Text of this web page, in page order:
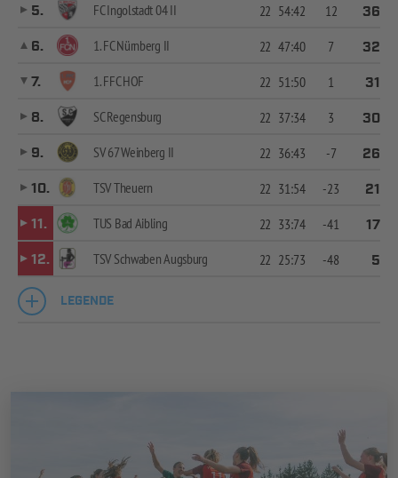
5.
FC Ingolstadt 04 II 22 54:42 12
36
6.
1. FC Nürnberg II 22 47:40 7
32
7.
1. FFC HOF 22 51:50 1
31
8.
SC Regensburg 22 37:34 3
30
9.
SV 67 Weinberg II 22 36:43 -7
26
10.
TSV Theuern 22 31:54 -23
21
11.
TUS Bad Aibling 22 33:74 -41
17
12.
TSV Schwaben Augsburg 22 25:73 -48 5
LEGENDE